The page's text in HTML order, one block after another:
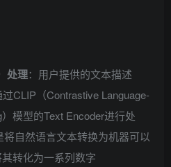
处理：用户提供的文本描述
过CLIP（Contrastive Language-
模型的Text Encoder进行处
自然语言文本转换为机器可以
转化为一系列数字